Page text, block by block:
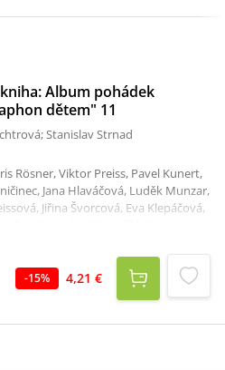
Album pohádek
dětem" 11
Stanislav Strnad
Rösner, Viktor Preiss, Pavel Kunert,
Jana Hlaváčová, Luděk Munzar,
Jiřina Švorcová, Eva Klepáčová,
Stanislav Fišer, Jiří Mikota,
Milan Klásek, Milan Mach, Mirko
Rozhoň, David Vlček, Miloš Liška,
Hájková, Jan Kotva, Josef Stoklasa,
Hana Bažantová, Olga Fialová,
-15% 4,21 €